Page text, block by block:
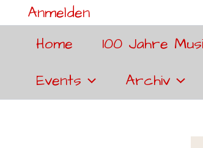
Anmelden
Home
100 Jahre
Events
Archiv